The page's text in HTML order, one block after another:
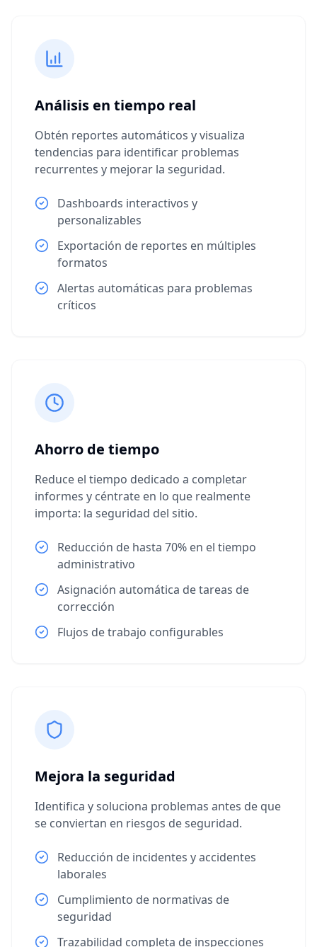
Análisis en tiempo real
Obtén reportes automáticos y visualiza
tendencias para identificar problemas
recurrentes y mejorar la seguridad.
Dashboards interactivos y
personalizables
Exportación de reportes en múltiples
formatos
Alertas automáticas para problemas
críticos
Ahorro de tiempo
Reduce el tiempo dedicado a completar
informes y céntrate en lo que realmente
importa: la seguridad del sitio.
Reducción de hasta 70% en el tiempo
administrativo
Asignación automática de tareas de
corrección
Flujos de trabajo configurables
Mejora la seguridad
Identifica y soluciona problemas antes de que
se conviertan en riesgos de seguridad.
Reducción de incidentes y accidentes
laborales
Cumplimiento de normativas de
seguridad
Trazabilidad completa de inspecciones